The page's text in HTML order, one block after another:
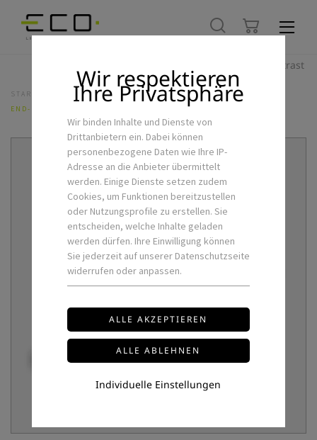
Hoher Kontrast
STARTSEITE LED-SCHIENENSYSTEME
3PH-SCHIENENSYSTEM
END-EINSPEISUNG-RE
Wir respektieren
Ihre Privatsphäre
Wir binden Inhalte und Dienste von
Drittanbietern ein. Dabei können
personenbezogene Daten wie Ihre IP-
Adresse an die Anbieter übermittelt
werden. Einige Dienste setzen zudem
Cookies, um Funktionen bereitzustellen
oder Nutzungsprofile zu erstellen. Sie
entscheiden, welche Inhalte geladen
werden dürfen. Ihre Einwilligung können
Sie jederzeit auf unserer Datenschutzseite
widerrufen oder anpassen.
Individuelle Einstellungen